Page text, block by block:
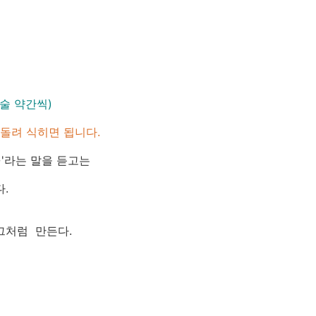
약간씩)
려 식히면 됩니다.
는 말을 듣고는
.
처럼 만든다.